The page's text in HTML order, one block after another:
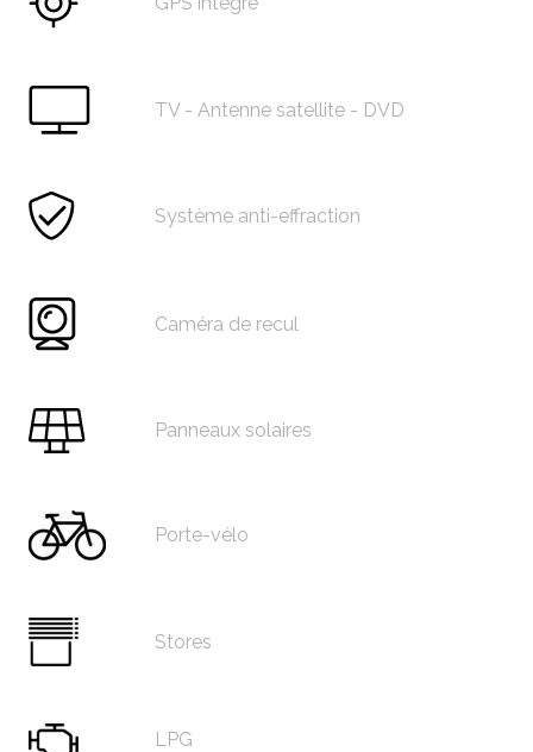
TV - Antenne satellite - DVD
Système anti-effraction
Caméra de recul
Panneaux solaires
Porte-vélo
Stores
LPG